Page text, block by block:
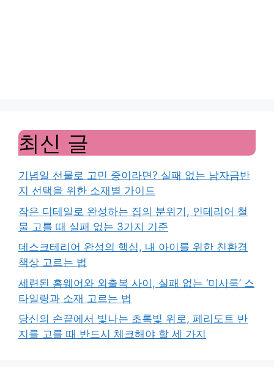
최신 글
기념일 선물로 고민 중이라면? 실패 없는 남자금반
지 선택을 위한 소재별 가이드
작은 디테일로 완성하는 집의 분위기, 인테리어 철
물 고를 때 실패 없는 3가지 기준
데스크테리어 완성의 핵심, 내 아이를 위한 친환경
책상 고르는 법
세련된 홈웨어와 외출복 사이, 실패 없는 ‘미시룩’ 스
타일링과 소재 고르는 법
당신의 손끝에서 빛나는 초록빛 위로, 페리도트 반
지를 고를 때 반드시 체크해야 할 세 가지